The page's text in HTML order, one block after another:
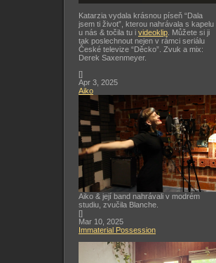
Katarzia vydala krásnou píseň “Dala
jsem ti život”, kterou nahrávala s kapelu
u nás & točila tu i videoklip . Můžete si ji
tak poslechnout nejen v rámci seriálu
České televize “Děcko”. Zvuk a mix:
Derek Saxenmeyer.
[]
Apr 3, 2025
Aiko
Aiko & její band nahrávali v modrém
studiu, zvučila Blanche.
[]
Mar 10, 2025
Immaterial Possession